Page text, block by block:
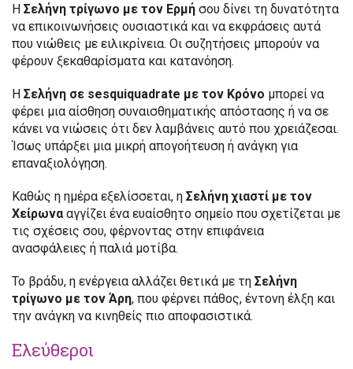
Η Σελήνη τρίγωνο με τον Ερμή σου δίνει τη δυνατότητα
να επικοινωνήσεις ουσιαστικά και να εκφράσεις αυτά
που νιώθεις με ειλικρίνεια. Οι συζητήσεις μπορούν να
φέρουν ξεκαθαρίσματα και κατανόηση.
Η Σελήνη σε sesquiquadrate με τον Κρόνο μπορεί να
φέρει μια αίσθηση συναισθηματικής απόστασης ή να σε
κάνει να νιώσεις ότι δεν λαμβάνεις αυτό που χρειάζεσαι.
Ίσως υπάρξει μια μικρή απογοήτευση ή ανάγκη για
επαναξιολόγηση.
Καθώς η ημέρα εξελίσσεται, η Σελήνη χιαστί με τον
Χείρωνααγγίζει ένα ευαίσθητο σημείο που σχετίζεται με
τις σχέσεις σου, φέρνοντας στην επιφάνεια
ανασφάλειες ή παλιά μοτίβα.
Το βράδυ, η ενέργεια αλλάζει θετικά με τη Σελήνη
τρίγωνο με τον Άρη, που φέρνει πάθος, έντονη έλξη και
την ανάγκη να κινηθείς πιο αποφασιστικά.
Ελεύθεροι